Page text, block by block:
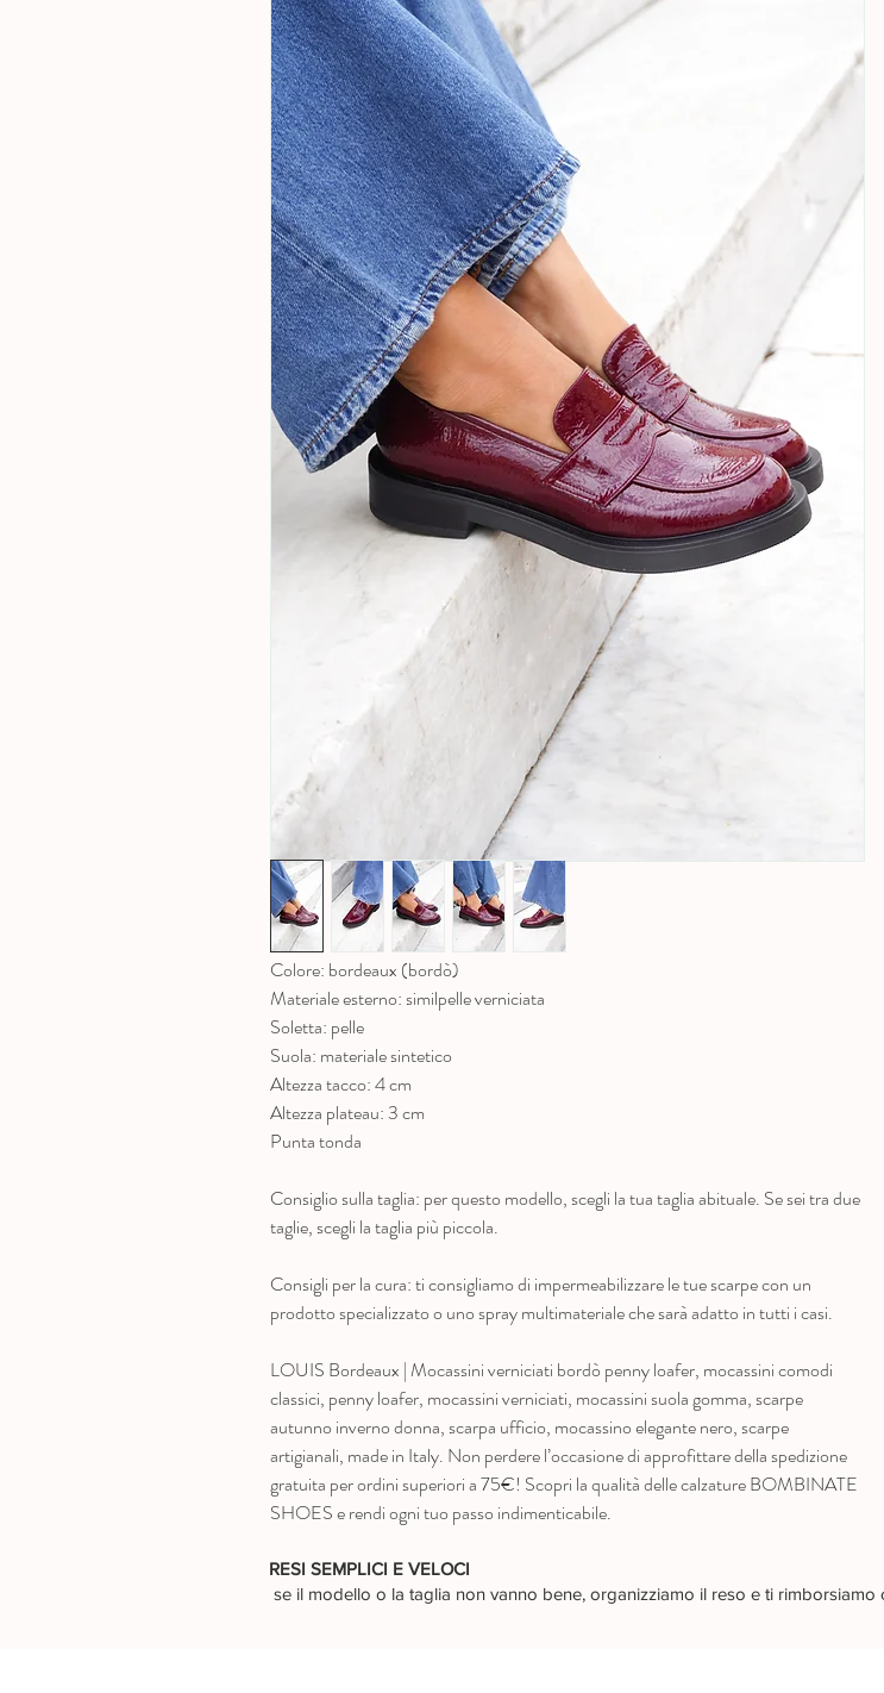
Colore: bordeaux (bordò)
Materiale esterno: similpelle verniciata
Soletta: pelle
Suola: materiale sintetico
Altezza tacco: 4 cm
Altezza plateau: 3 cm
Punta tonda
Consiglio sulla taglia: per questo modello, scegli la tua taglia abituale. Se sei tra due
taglie, scegli la taglia più piccola.
Consigli per la cura: ti consigliamo di impermeabilizzare le tue scarpe con un
prodotto specializzato o uno spray multimateriale che sarà adatto in tutti i casi.
LOUIS Bordeaux | Mocassini verniciati bordò penny loafer, mocassini comodi
classici, penny loafer, mocassini verniciati, mocassini suola gomma, scarpe
autunno inverno donna, scarpa ufficio, mocassino elegante nero, scarpe
artigianali, made in Italy. Non perdere l’occasione di approfittare della spedizione
gratuita per ordini superiori a 75€! Scopri la qualità delle calzature BOMBINATE
SHOES e rendi ogni tuo passo indimenticabile.
RESI SEMPLICI E VELOCI
se il modello o la taglia non vanno bene, organizziamo il reso e ti